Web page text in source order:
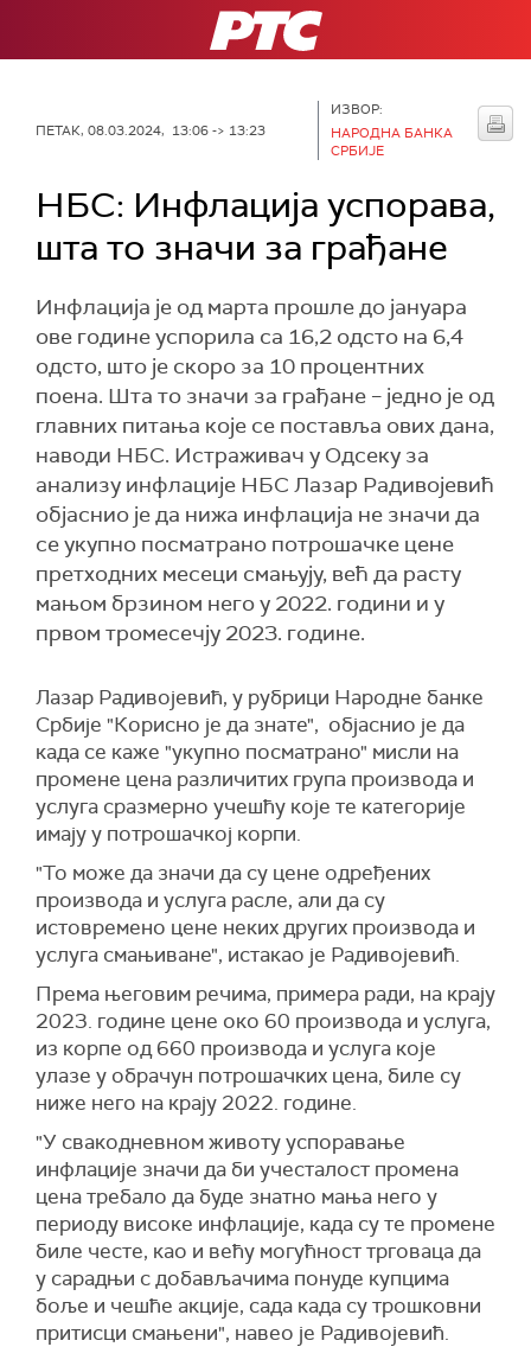
РТС
ПЕТАК, 08.03.2024, 13:06 -> 13:23
ИЗВОР:
НАРОДНА БАНКА
СРБИЈЕ
НБС: Инфлација успорава,
шта то значи за грађане
Инфлација је од марта прошле до јануара
ове године успорила са 16,2 одсто на 6,4
одсто, што је скоро за 10 процентних
поена. Шта то значи за грађане – једно је од
главних питања које се поставља ових дана,
наводи НБС. Истраживач у Одсеку за
анализу инфлације НБС Лазар Радивојевић
објаснио је да нижа инфлација не значи да
се укупно посматрано потрошачке цене
претходних месеци смањују, већ да расту
мањом брзином него у 2022. години и у
првом тромесечју 2023. године.
Лазар Радивојевић, у рубрици Народне банке
Србије "Корисно је да знате", објаснио је да
када се каже "укупно посматрано" мисли на
промене цена различитих група производа и
услуга сразмерно учешћу које те категорије
имају у потрошачкој корпи.
"То може да значи да су цене одређених
производа и услуга расле, али да су
истовремено цене неких других производа и
услуга смањиване", истакао је Радивојевић.
Према његовим речима, примера ради, на крају
2023. године цене око 60 производа и услуга,
из корпе од 660 производа и услуга које
улазе у обрачун потрошачких цена, биле су
ниже него на крају 2022. године.
"У свакодневном животу успоравање
инфлације значи да би учесталост промена
цена требало да буде знатно мања него у
периоду високе инфлације, када су те промене
биле честе, као и већу могућност трговаца да
у сарадњи с добављачима понуде купцима
боље и чешће акције, сада када су трошковни
притисци смањени", навео је Радивојевић.